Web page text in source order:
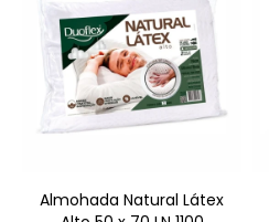
Almohada Natural Látex